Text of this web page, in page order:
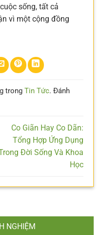
sống, tất cả
vì một cộng đồng
trong Tin Tức. Đánh
Co Giãn Hay Co Dãn:
Tổng Hợp Ứng Dụng
Đời Sống Và Khoa
Học
NGHIỆM